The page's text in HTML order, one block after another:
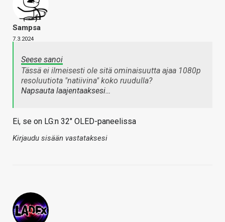
Sampsa
7.3.2024
Seese sanoi
Tässä ei ilmeisesti ole sitä ominaisuutta ajaa 1080p
resoluutiota "natiivina" koko ruudulla?
Napsauta laajentaaksesi…
Ei, se on LG:n 32" OLED-paneelissa
Kirjaudu sisään vastataksesi